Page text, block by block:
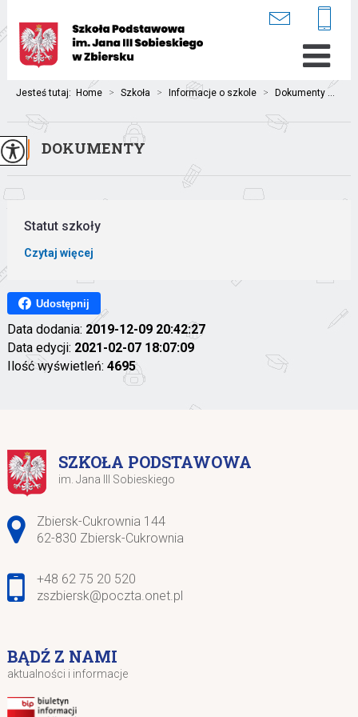
Jesteś tutaj: Home > Szkoła > Informacje o szkole > Dokumenty ...
DOKUMENTY
Statut szkoły
Czytaj więcej
Udostępnij
Data dodania: 2019-12-09 20:42:27
Data edycji: 2021-02-07 18:07:09
Ilość wyświetleń: 4695
SZKOŁA PODSTAWOWA
im. Jana III Sobieskiego
Adres pocztowy:
Zbiersk-Cukrownia 144
62-830 Zbiersk-Cukrownia
+48 62 75 20 520
zszbiersk@poczta.onet.pl
BĄDŹ Z NAMI
aktualności i informacje